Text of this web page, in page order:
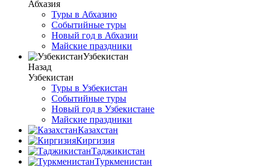
Абхазия
Туры в Абхазию
Событийные туры
Новый год в Абхазии
Майские праздники
Узбекистан
Назад
Узбекистан
Туры в Узбекистан
Событийные туры
Новый год в Узбекистане
Майские праздники
Казахстан
Киргизия
Таджикистан
Туркменистан